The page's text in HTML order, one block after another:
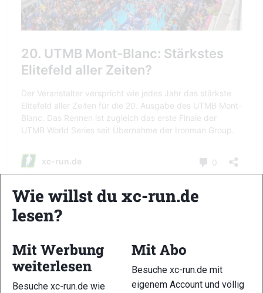
Athleten:
Hier erfahrt ihr, wie es um die Chancen der DACH-Starter
steht
Wie willst du xc-run.de
lesen?
Mit Werbung
weiterlesen
Besuche xc-run.de wie
Mit Abo
Besuche xc-run.de mit
eigenem Account und völlig